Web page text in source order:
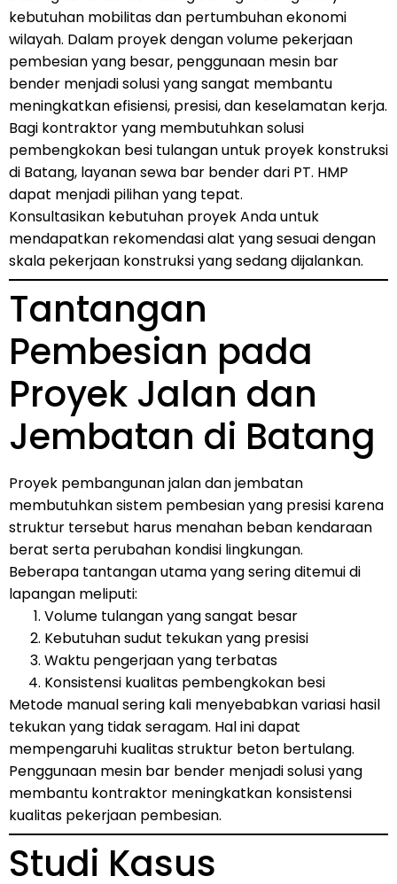
kebutuhan mobilitas dan pertumbuhan ekonomi
wilayah. Dalam proyek dengan volume pekerjaan
pembesian yang besar, penggunaan mesin bar
bender menjadi solusi yang sangat membantu
meningkatkan efisiensi, presisi, dan keselamatan kerja.
Bagi kontraktor yang membutuhkan solusi
pembengkokan besi tulangan untuk proyek konstruksi
di Batang, layanan sewa bar bender dari PT. HMP
dapat menjadi pilihan yang tepat.
Konsultasikan kebutuhan proyek Anda untuk
mendapatkan rekomendasi alat yang sesuai dengan
skala pekerjaan konstruksi yang sedang dijalankan.
Tantangan
Pembesian pada
Proyek Jalan dan
Jembatan di Batang
Proyek pembangunan jalan dan jembatan
membutuhkan sistem pembesian yang presisi karena
struktur tersebut harus menahan beban kendaraan
berat serta perubahan kondisi lingkungan.
Beberapa tantangan utama yang sering ditemui di
lapangan meliputi:
Volume tulangan yang sangat besar
Kebutuhan sudut tekukan yang presisi
Waktu pengerjaan yang terbatas
Konsistensi kualitas pembengkokan besi
Metode manual sering kali menyebabkan variasi hasil
tekukan yang tidak seragam. Hal ini dapat
mempengaruhi kualitas struktur beton bertulang.
Penggunaan mesin bar bender menjadi solusi yang
membantu kontraktor meningkatkan konsistensi
kualitas pekerjaan pembesian.
Studi Kasus